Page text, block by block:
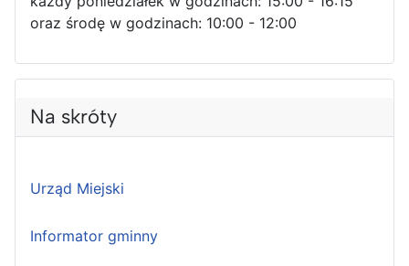
oraz środę w godzinach: 10:00 - 12:00
Na skróty
Urząd Miejski
Informator gminny